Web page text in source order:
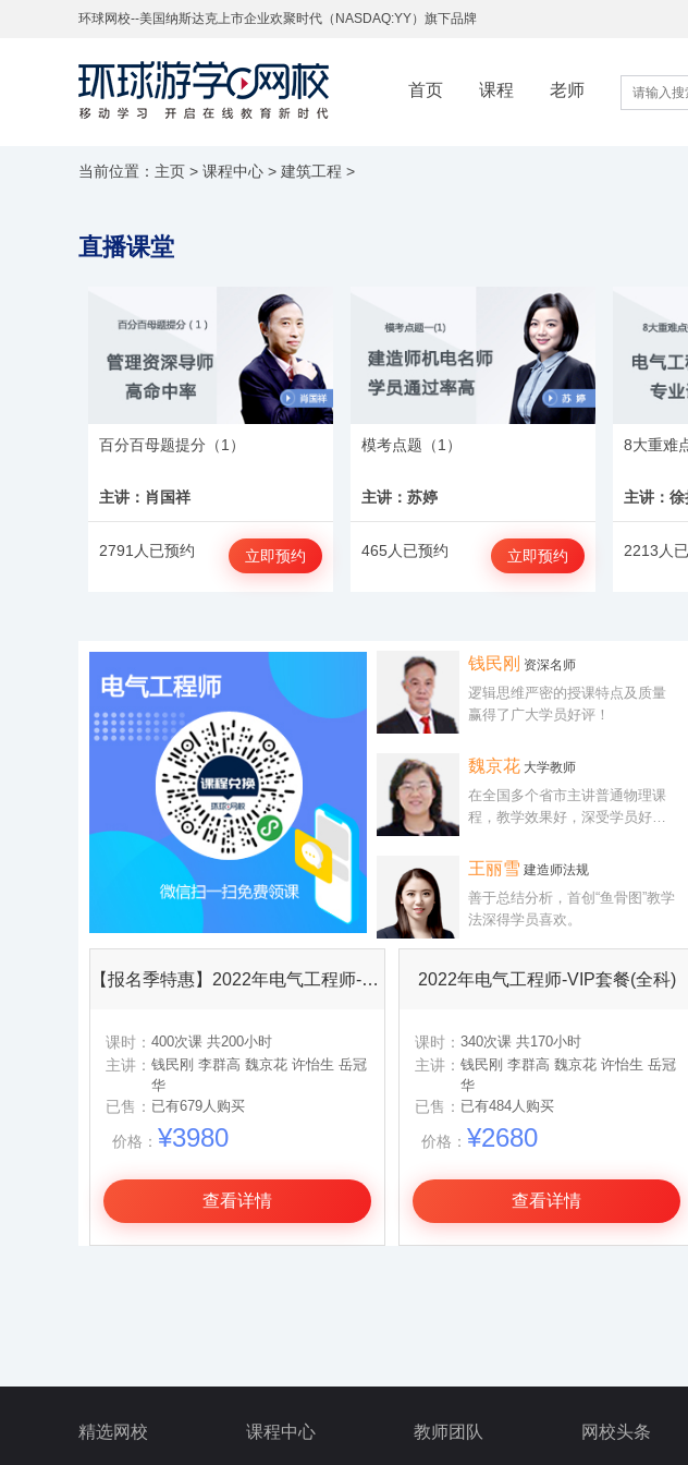
环球网校--美国纳斯达克上市企业欢聚时代（NASDAQ:YY）旗下品牌
首页 课程 老师
当前位置： 主页 > 课程中心 > 建筑工程 >
直播课堂
百分百母题提分（1）
主讲：肖国祥
2791人已预约 立即预约
模考点题（1）
主讲：苏婷
465人已预约 立即预约
8大重难
主讲：徐
2213人
钱民刚 资深名师
逻辑思维严密的授课特点及质量
赢得了广大学员好评！
魏京花 大学教师
在全国多个省市主讲普通物理课
程，教学效果好，深受学员好评
王丽雪 建造师法规
善于总结分析，首创“鱼骨图”教学
法深得学员喜欢。
【报名季特惠】2022年电气工程师-精品VIP套餐
课时： 400次课 共200小时
主讲： 钱民刚 李群高 魏京花 许怡生 岳冠
华
已售： 已有679人购买
价格： ¥3980
查看详情
2022年电气工程师-VIP套餐(全科)
课时： 340次课 共170小时
主讲： 钱民刚 李群高 魏京花 许怡生 岳冠
华
已售： 已有484人购买
价格： ¥2680
查看详情
精选网校 课程中心 教师团队 网校头条